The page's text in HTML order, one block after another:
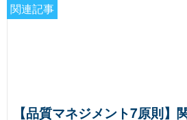
関連記事
【品質マネジメント7原則】